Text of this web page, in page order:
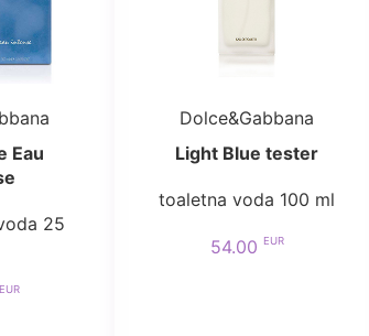
Eau
25
EUR
Dolce&Gabbana
Light Blue tester
toaletna voda 100 ml
54.00 EUR